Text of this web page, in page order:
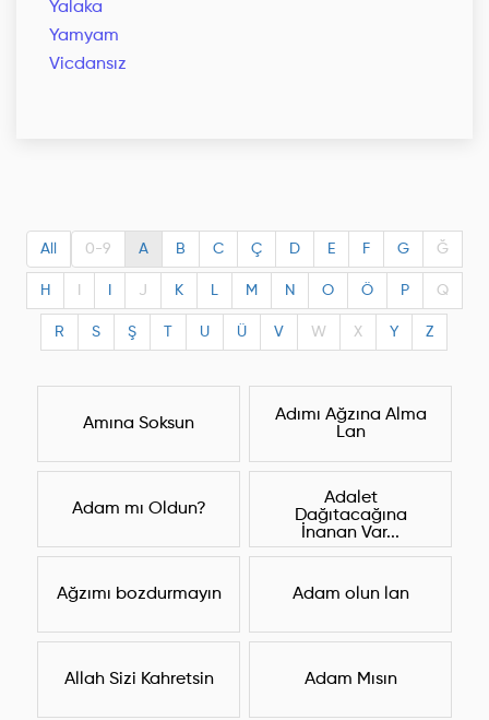
Yalaka
Yamyam
Vicdansız
All 0-9 A B C Ç D E F G Ğ
H J K L M N O Ö P Q
R S Ş U Ü V W X Y Z
Amına Soksun
Adımı Ağzına Alma
Lan
Adam mı Oldun?
Adalet
Dağıtacağına
İnanan Var...
Ağzımı bozdurmayın Adam olun lan
Allah Sizi Kahretsin Adam Mısın